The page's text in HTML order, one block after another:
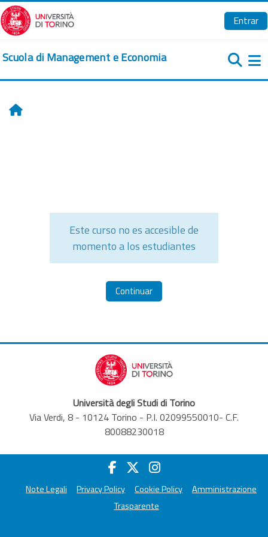
Salta al contenido principal
Entrar
Scuola di Management e Economia
Inicio
Este curso no es accesible de
momento a los estudiantes
Continuar
Università degli Studi di Torino
Via Verdi, 8 - 10124 Torino - P.I. 02099550010- C.F.
80088230018
Note Legali Privacy Policy Cookie Policy
Amministrazione
Trasparente